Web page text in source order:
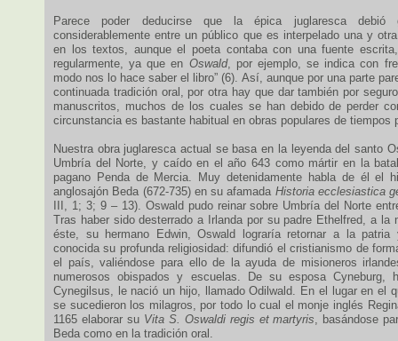
Parece poder deducirse que la épica juglaresca
considerablemente entre un público que es interpelado una y
en los textos, aunque el poeta contaba con una fuente
regularmente, ya que en Oswald, por ejemplo, se indica con
modo nos lo hace saber el libro” (6). Así, aunque por una parte
continuada tradición oral, por otra hay que dar también por
manuscritos, muchos de los cuales se han debido de perder
circunstancia es bastante habitual en obras populares de tiempos
Nuestra obra juglaresca actual se basa en la leyenda del santo
Umbría del Norte, y caído en el año 643 como mártir en la
pagano Penda de Mercia. Muy detenidamente habla de él el
anglosajón Beda (672-735) en su afamada Historia ecclesiastica
III, 1; 3; 9 – 13). Oswald pudo reinar sobre Umbría del Norte
Tras haber sido desterrado a Irlanda por su padre Ethelfred, a la
éste, su hermano Edwin, Oswald lograría retornar a la
conocida su profunda religiosidad: difundió el cristianismo de
el país, valiéndose para ello de la ayuda de misioneros
numerosos obispados y escuelas. De su esposa Cyneburg,
Cynegilsus, le nació un hijo, llamado Odilwald. En el lugar en el
se sucedieron los milagros, por todo lo cual el monje inglés
1165 elaborar su Vita S. Oswaldi regis et martyris, basándose
Beda como en la tradición oral.